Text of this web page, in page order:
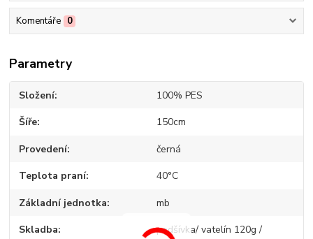
Komentáře 0
Parametry
Složení 100% PES
Šíře 150cm
Provedení černá
Teplota praní 40°C
Základní jednotka mb
Skladba
podšívka/ vatelín 120g /